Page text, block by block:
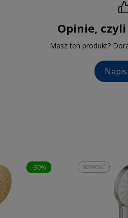
Opinie,
Masz ten produkt?
-30% NOWOŚĆ